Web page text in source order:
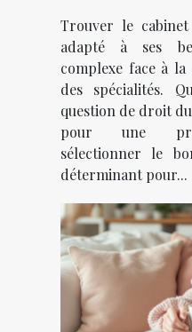
Trouver le cabinet
adapté à ses
complexe face à
des spécialités.
question de droit
pour une
sélectionner le
déterminant pour...